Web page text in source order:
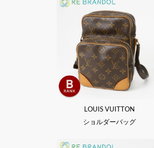
LOUIS VUITTON
ショルダーバッグ